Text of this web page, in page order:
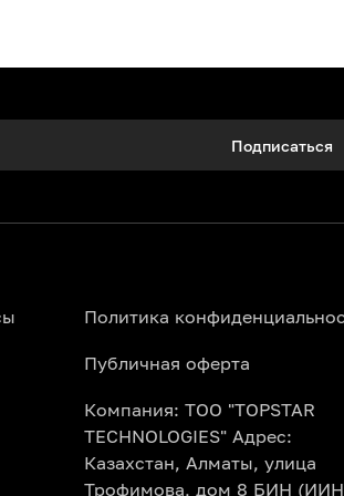
шеф-повар.
ваших талантов.
для детей подарит вашему
портале Topbilet.kz. Изучите
картой. Электронный билет
уже включены все необходимые
приходите, наслаждаетесь
Подписаться
Политика
Публичная оферта
Компания: ТОО "TOPSTAR
TECHNOLOGIES" Адрес:
Казахстан, Алматы, улица
Трофимова, дом 8 БИН